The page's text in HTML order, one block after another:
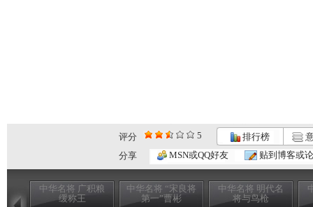
评分 5 排行榜
分享
MSN或QQ好友 贴到博客或
中华名将 广积粮
缓称王
中华名将 “宋良将
第一”曹彬
中华名将 明代名
将与鸟枪